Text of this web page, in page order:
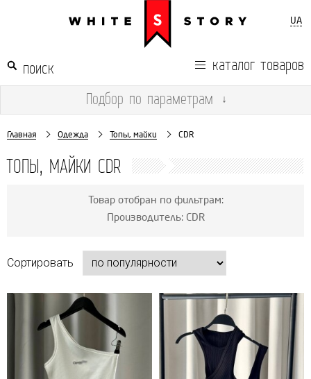
UA
каталог товаров
Подбор по параметрам ↓
Главная Одежда Топы, майки CDR
ТОПЫ, МАЙКИ CDR
Товар отобран по фильтрам:
Производитель: CDR
Сортировать